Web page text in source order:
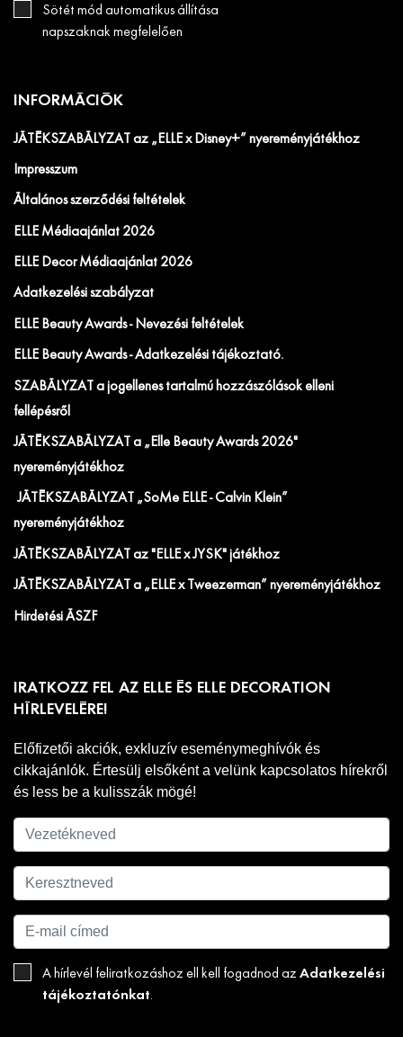
Sötét mód automatikus állítása
napszaknak megfelelően
INFORMÁCIÓK
JÁTÉKSZABÁLYZAT az „ELLE x Disney+” nyereményjátékhoz
Impresszum
Általános szerződési feltételek
ELLE Médiaajánlat 2026
ELLE Decor Médiaajánlat 2026
Adatkezelési szabályzat
ELLE Beauty Awards - Nevezési feltételek
ELLE Beauty Awards - Adatkezelési tájékoztató.
SZABÁLYZAT a jogellenes tartalmú hozzászólások elleni
fellépésről
JÁTÉKSZABÁLYZAT a „Elle Beauty Awards 2026"
nyereményjátékhoz
JÁTÉKSZABÁLYZAT „SoMe ELLE - Calvin Klein”
nyereményjátékhoz
JÁTÉKSZABÁLYZAT az "ELLE x JYSK" játékhoz
JÁTÉKSZABÁLYZAT a „ELLE x Tweezerman” nyereményjátékhoz
Hirdetési ÁSZF
IRATKOZZ FEL AZ ELLE ÉS ELLE DECORATION
HÍRLEVELÉRE!
Előfizetői akciók, exkluzív eseménymeghívók és
cikkajánlók. Értesülj elsőként a velünk kapcsolatos hírekről
és less be a kulisszák mögé!
A hírlevél feliratkozáshoz ell kell fogadnod az Adatkezelési
tájékoztatónkat.